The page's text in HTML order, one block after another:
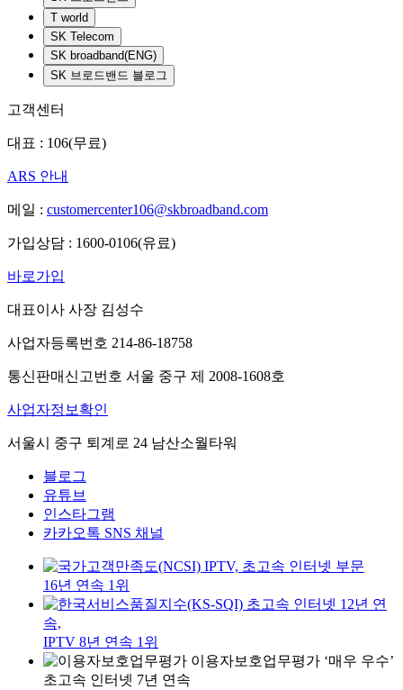
T world
SK Telecom
SK broadband(ENG)
SK 브로드밴드 블로그
고객센터
대표 : 106(무료)
ARS 안내
메일 : customercenter106@skbroadband.com
가입상담 : 1600-0106(유료)
바로가입
대표이사 사장 김성수
사업자등록번호 214-86-18758
통신판매신고번호 서울 중구 제 2008-1608호
사업자정보확인
서울시 중구 퇴계로 24 남산소월타워
블로그
유튜브
인스타그램
카카오톡 SNS 채널
IPTV, 초고속 인터넷 부문
16년 연속 1위
초고속 인터넷 12년 연
속,
IPTV 8년 연속 1위
이용자보호업무평가 ‘매우 우수’
초고속 인터넷 7년 연속